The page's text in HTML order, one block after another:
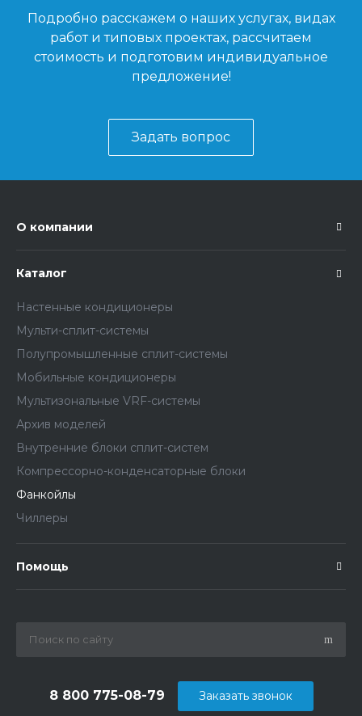
Подробно расскажем о наших услугах, видах
работ и типовых проектах, рассчитаем
стоимость и подготовим индивидуальное
предложение!
Задать вопрос
О компании
Каталог
Настенные кондиционеры
Мульти-сплит-системы
Полупромышленные сплит-системы
Мобильные кондиционеры
Мультизональные VRF-системы
Архив моделей
Внутренние блоки сплит-систем
Компрессорно-конденсаторные блоки
Фанкойлы
Чиллеры
Помощь
8 800 775-08-79 Заказать звонок